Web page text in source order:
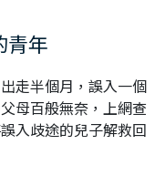
青年
走半個月，誤入一個
母百般無奈，上網查
入歧途的兒子解救回